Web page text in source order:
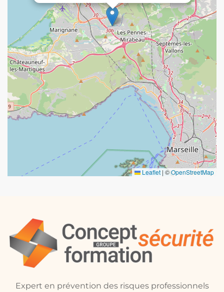
Leaflet | ©OpenStreetMap
Expert en prévention des risques professionnels